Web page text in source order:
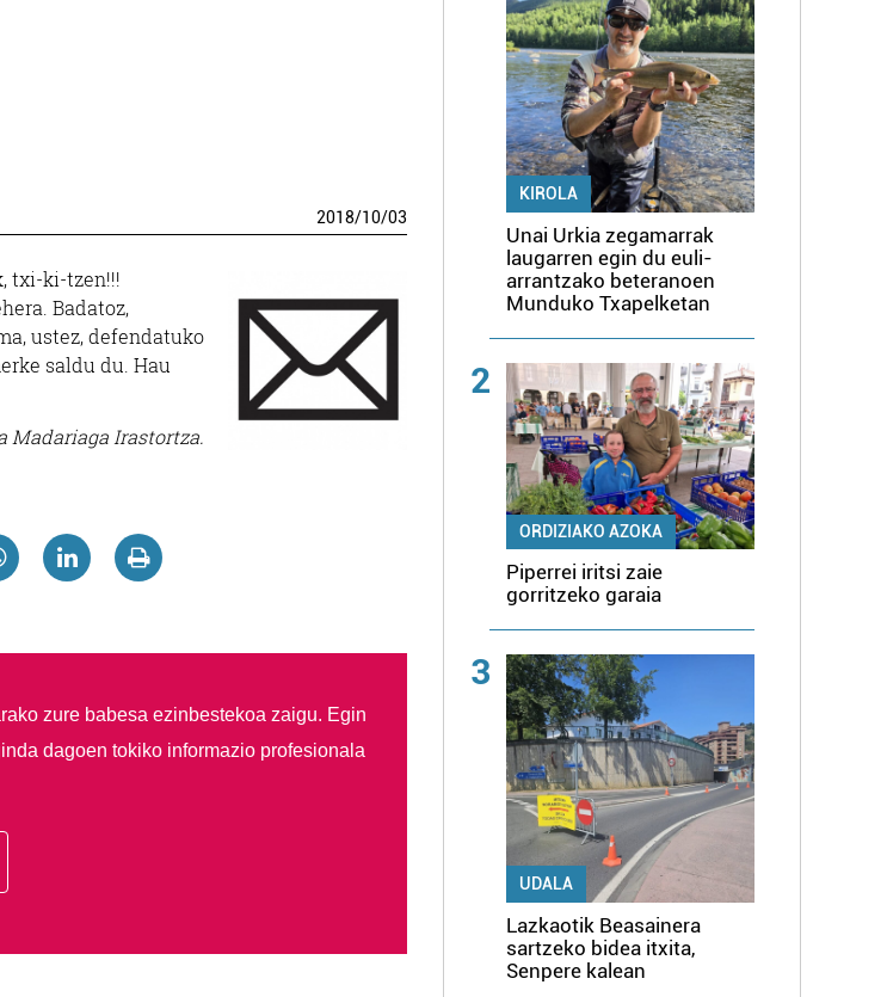
2018/10/03
txi-ki-tzen!!!
Badatoz,
ustez, defendatuko
saldu du. Hau
Madariaga Irastortza.
zure babesa ezinbestekoa zaigu. Egin
dagoen tokiko informazio profesionala
KIROLA
Unai Urkia zegamarrak
laugarren egin du euli-
arrantzako beteranoen
Munduko Txapelketan
2
ORDIZIAKO AZOKA
Piperrei iritsi zaie
gorritzeko garaia
3
UDALA
Lazkaotik Beasainera
sartzeko bidea itxita,
Senpere kalean